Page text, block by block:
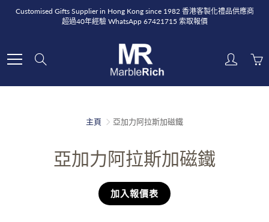
Customised Gifts Supplier in Hong Kong since 1982 香港客製化禮品供應商
超過40年經驗 WhatsApp 67421715 索取報價
主頁 亞加力阿拉斯加磁鐵
亞加力阿拉斯加磁鐵
加入報價表